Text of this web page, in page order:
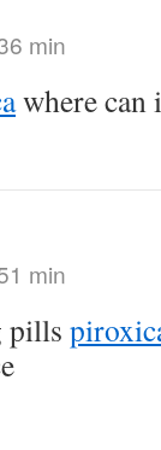
min
where can
min
pills